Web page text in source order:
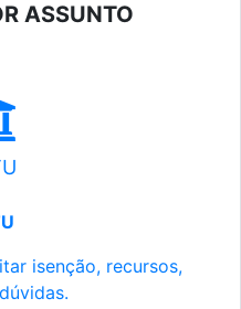
ASSUNTO
isenção, recursos,